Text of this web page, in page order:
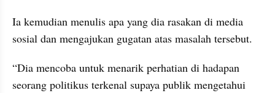
Ia kemudian menulis apa yang dia rasakan di media
sosial dan mengajukan gugatan atas masalah tersebut.
“Dia mencoba untuk menarik perhatian di hadapan
seorang politikus terkenal supaya publik mengetahui